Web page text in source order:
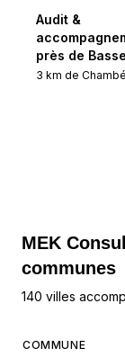
Audit &
près de
3 km de
MEK
communes
140 villes
COMMUNE